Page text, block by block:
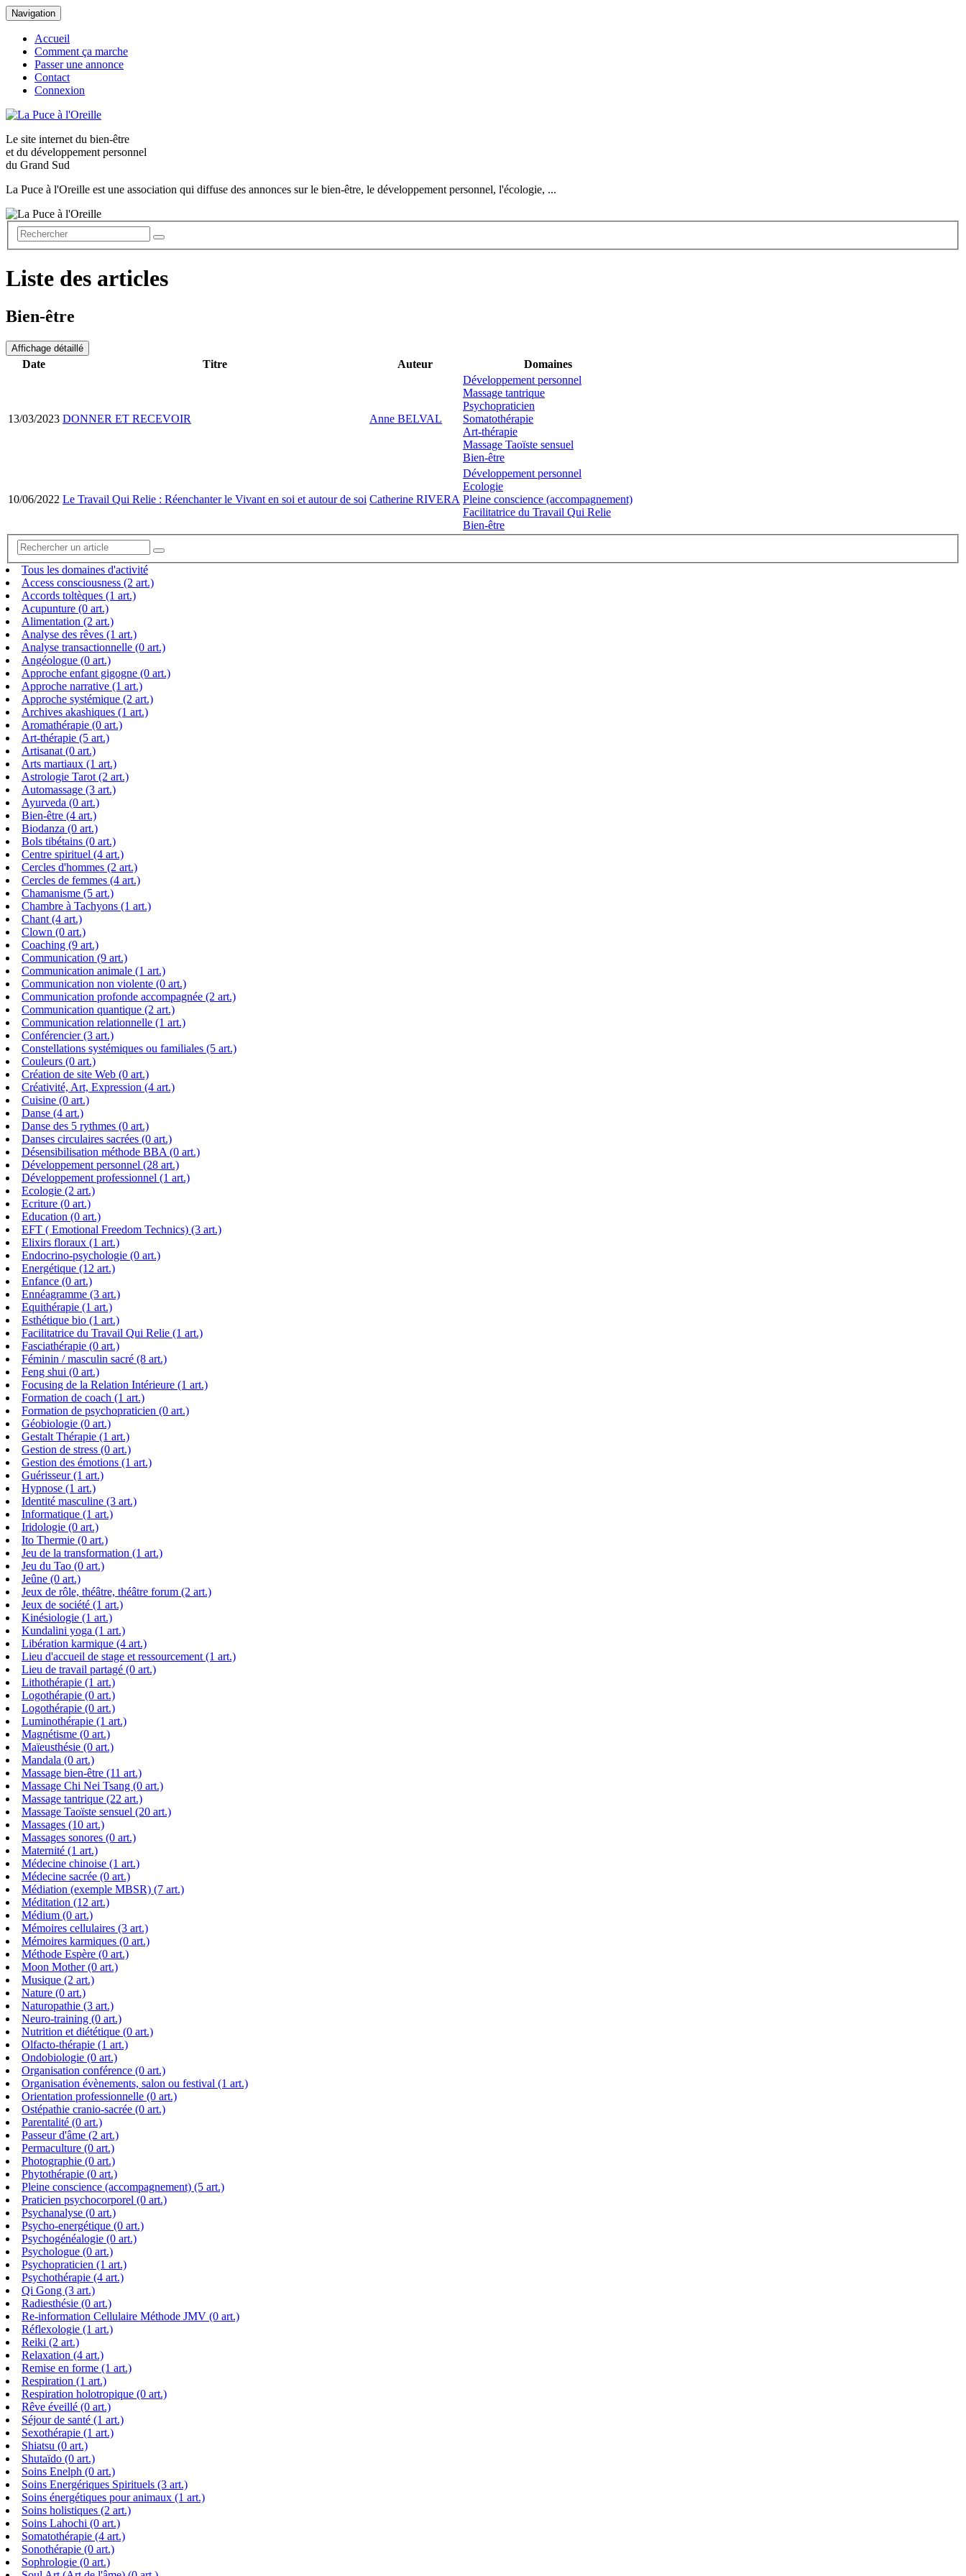
Navigation
Accueil
Comment ça marche
Passer une annonce
Contact
Connexion
Le site internet du bien-être
et du développement personnel
du Grand Sud
La Puce à l'Oreille est une association qui diffuse des annonces sur le bien-être, le développement personnel, l'écologie, ...
Liste des articles
Bien-être
Affichage détaillé
Date Titre Auteur Domaines
13/03/2023 DONNER ET RECEVOIR Anne BELVAL
Développement personnel
Massage tantrique
Psychopraticien
Somatothérapie
Art-thérapie
Massage Taoïste sensuel
Bien-être
10/06/2022 Le Travail Qui Relie : Réenchanter le Vivant en soi et autour de soi Catherine RIVERA
Développement personnel
Ecologie
Pleine conscience (accompagnement)
Facilitatrice du Travail Qui Relie
Bien-être
Tous les domaines d'activité
Access consciousness (2 art.)
Accords toltèques (1 art.)
Acupunture (0 art.)
Alimentation (2 art.)
Analyse des rêves (1 art.)
Analyse transactionnelle (0 art.)
Angéologue (0 art.)
Approche enfant gigogne (0 art.)
Approche narrative (1 art.)
Approche systémique (2 art.)
Archives akashiques (1 art.)
Aromathérapie (0 art.)
Art-thérapie (5 art.)
Artisanat (0 art.)
Arts martiaux (1 art.)
Astrologie Tarot (2 art.)
Automassage (3 art.)
Ayurveda (0 art.)
Bien-être (4 art.)
Biodanza (0 art.)
Bols tibétains (0 art.)
Centre spirituel (4 art.)
Cercles d'hommes (2 art.)
Cercles de femmes (4 art.)
Chamanisme (5 art.)
Chambre à Tachyons (1 art.)
Chant (4 art.)
Clown (0 art.)
Coaching (9 art.)
Communication (9 art.)
Communication animale (1 art.)
Communication non violente (0 art.)
Communication profonde accompagnée (2 art.)
Communication quantique (2 art.)
Communication relationnelle (1 art.)
Conférencier (3 art.)
Constellations systémiques ou familiales (5 art.)
Couleurs (0 art.)
Création de site Web (0 art.)
Créativité, Art, Expression (4 art.)
Cuisine (0 art.)
Danse (4 art.)
Danse des 5 rythmes (0 art.)
Danses circulaires sacrées (0 art.)
Désensibilisation méthode BBA (0 art.)
Développement personnel (28 art.)
Développement professionnel (1 art.)
Ecologie (2 art.)
Ecriture (0 art.)
Education (0 art.)
EFT ( Emotional Freedom Technics) (3 art.)
Elixirs floraux (1 art.)
Endocrino-psychologie (0 art.)
Energétique (12 art.)
Enfance (0 art.)
Ennéagramme (3 art.)
Equithérapie (1 art.)
Esthétique bio (1 art.)
Facilitatrice du Travail Qui Relie (1 art.)
Fasciathérapie (0 art.)
Féminin / masculin sacré (8 art.)
Feng shui (0 art.)
Focusing de la Relation Intérieure (1 art.)
Formation de coach (1 art.)
Formation de psychopraticien (0 art.)
Géobiologie (0 art.)
Gestalt Thérapie (1 art.)
Gestion de stress (0 art.)
Gestion des émotions (1 art.)
Guérisseur (1 art.)
Hypnose (1 art.)
Identité masculine (3 art.)
Informatique (1 art.)
Iridologie (0 art.)
Ito Thermie (0 art.)
Jeu de la transformation (1 art.)
Jeu du Tao (0 art.)
Jeûne (0 art.)
Jeux de rôle, théâtre, théâtre forum (2 art.)
Jeux de société (1 art.)
Kinésiologie (1 art.)
Kundalini yoga (1 art.)
Libération karmique (4 art.)
Lieu d'accueil de stage et ressourcement (1 art.)
Lieu de travail partagé (0 art.)
Lithothérapie (1 art.)
Logothérapie (0 art.)
Logothérapie (0 art.)
Luminothérapie (1 art.)
Magnétisme (0 art.)
Maïeusthésie (0 art.)
Mandala (0 art.)
Massage bien-être (11 art.)
Massage Chi Nei Tsang (0 art.)
Massage tantrique (22 art.)
Massage Taoïste sensuel (20 art.)
Massages (10 art.)
Massages sonores (0 art.)
Maternité (1 art.)
Médecine chinoise (1 art.)
Médecine sacrée (0 art.)
Médiation (exemple MBSR) (7 art.)
Méditation (12 art.)
Médium (0 art.)
Mémoires cellulaires (3 art.)
Mémoires karmiques (0 art.)
Méthode Espère (0 art.)
Moon Mother (0 art.)
Musique (2 art.)
Nature (0 art.)
Naturopathie (3 art.)
Neuro-training (0 art.)
Nutrition et diététique (0 art.)
Olfacto-thérapie (1 art.)
Ondobiologie (0 art.)
Organisation conférence (0 art.)
Organisation évènements, salon ou festival (1 art.)
Orientation professionnelle (0 art.)
Ostépathie cranio-sacrée (0 art.)
Parentalité (0 art.)
Passeur d'âme (2 art.)
Permaculture (0 art.)
Photographie (0 art.)
Phytothérapie (0 art.)
Pleine conscience (accompagnement) (5 art.)
Praticien psychocorporel (0 art.)
Psychanalyse (0 art.)
Psycho-energétique (0 art.)
Psychogénéalogie (0 art.)
Psychologue (0 art.)
Psychopraticien (1 art.)
Psychothérapie (4 art.)
Qi Gong (3 art.)
Radiesthésie (0 art.)
Re-information Cellulaire Méthode JMV (0 art.)
Réflexologie (1 art.)
Reiki (2 art.)
Relaxation (4 art.)
Remise en forme (1 art.)
Respiration (1 art.)
Respiration holotropique (0 art.)
Rêve éveillé (0 art.)
Séjour de santé (1 art.)
Sexothérapie (1 art.)
Shiatsu (0 art.)
Shutaïdo (0 art.)
Soins Enelph (0 art.)
Soins Energériques Spirituels (3 art.)
Soins énergétiques pour animaux (1 art.)
Soins holistiques (2 art.)
Soins Lahochi (0 art.)
Somatothérapie (4 art.)
Sonothérapie (0 art.)
Sophrologie (0 art.)